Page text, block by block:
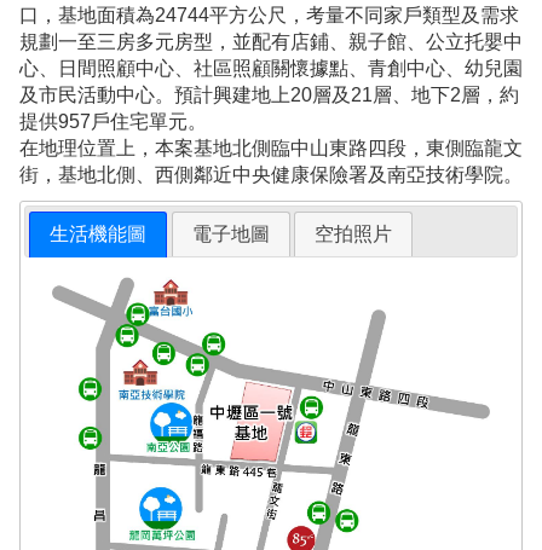
口，基地面積為24744平方公尺，考量不同家戶類型及需求
規劃一至三房多元房型，並配有店鋪、親子館、公立托嬰中
心、日間照顧中心、社區照顧關懷據點、青創中心、幼兒園
及市民活動中心。預計興建地上20層及21層、地下2層，約
提供957戶住宅單元。
在地理位置上，本案基地北側臨中山東路四段，東側臨龍文
街，基地北側、西側鄰近中央健康保險署及南亞技術學院。
生活機能圖 電子地圖 空拍照片